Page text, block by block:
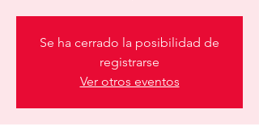
Se ha cerrado la posibilidad de
registrarse
Ver otros eventos